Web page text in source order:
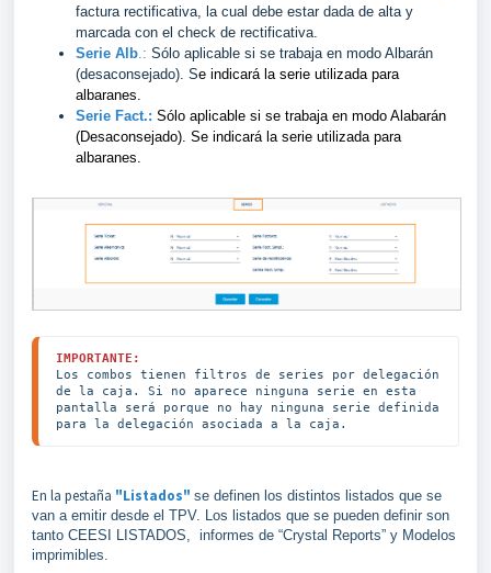
factura rectificativa, la cual debe estar dada de alta y
marcada con el check de rectificativa.
Serie Alb .: Sólo aplicable si se trabaja en modo Albarán
(desaconsejado). Se indicará la serie utilizada para
albaranes.
Serie Fact.: Sólo aplicable si se trabaja en modo Alabarán
(Desaconsejado). Se indicará la serie utilizada para
albaranes.
IMPORTANTE:
Los combos tienen filtros de series por delegación
de la caja. Si no aparece ninguna serie en esta
pantalla será porque no hay ninguna serie definida
para la delegación asociada a la caja.
En la pestaña "Listados" se definen los distintos listados que se
van a emitir desde el TPV. Los listados que se pueden definir son
tanto CEESI LISTADOS, informes de “Crystal Reports” y Modelos
imprimibles.